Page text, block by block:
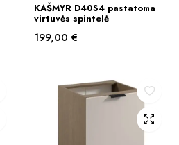
KAŠMYR D40S4 pastatoma
virtuvės spintelė
199,00 €